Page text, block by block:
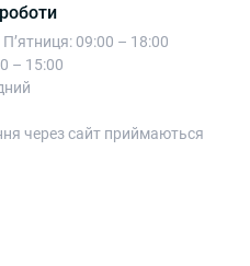
09:00 – 18:00
– 15:00
через сайт приймаються